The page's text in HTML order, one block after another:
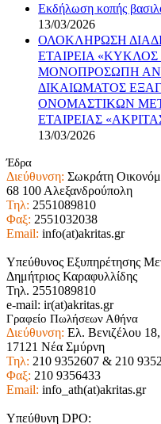
Εκδήλωση κοπής
13/03/2026
ΟΛΟΚΛΗΡΩΣΗ
ΕΤΑΙΡΕΙΑ
ΜΟΝΟΠΡΟΣΩΠΗ
ΔΙΚΑΙΩΜΑΤΟΣ
ΟΝΟΜΑΣΤΙΚΩΝ
ΕΤΑΙΡΕΙΑΣ
13/03/2026
Έδρα
Διεύθυνση: Σωκράτη
68 100 Αλεξανδρούπολη
Τηλ: 2551089810
Φαξ: 2551032038
Email: info(at)akritas.gr
Υπεύθυνος Εξυπηρέτησης
Δημήτριος Καραφυλλίδης
Τηλ. 2551089810
e-mail: ir(at)akritas.gr
Γραφείο Πωλήσεων Αθήνα
Διεύθυνση: Ελ. Βενιζέλου 18,
17121 Νέα Σμύρνη
Τηλ: 210 9352607 & 210
Φαξ: 210 9356433
Email: info_ath(at)akritas.gr
Υπεύθυνη DPO: